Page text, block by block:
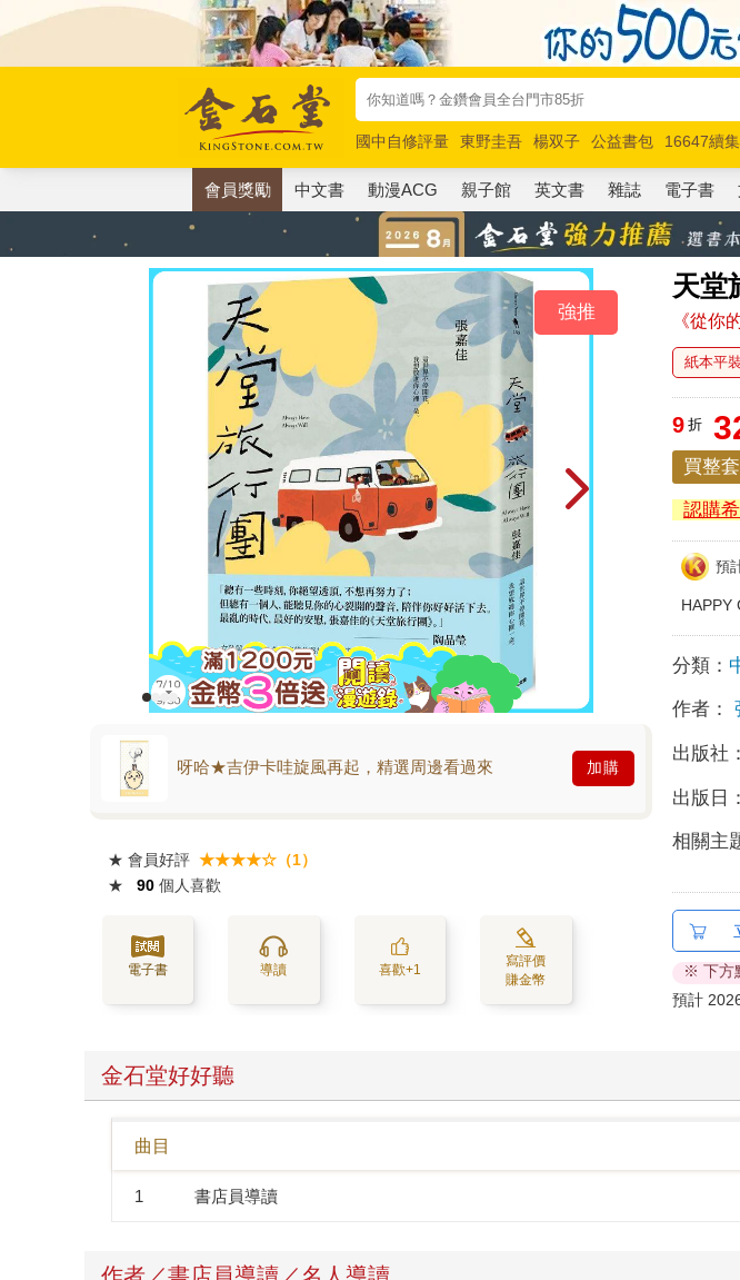
國中自修評量 東野圭吾 楊双子 公益書包 16647續集
唯紅花綻放
奧德賽 路邊攤新作 馬斯克 玩具總動員5
會員獎勵 中文書 動漫ACG 親子館 英文書 雜誌 電子書
天堂
《從你
強推
呀哈★吉伊卡哇旋風再起，精選周邊看過來 加購
★ 會員好評 ★★★★☆（1）
★
90 個人喜歡
電子書 導讀 喜歡+1
寫評價
賺金幣
紙本平
9 折
買整套
認購
預
HAPPY
分類：
作者：
出版社：
出版日：
相關主
※ 下方
預計
金石堂好好聽
曲目
1 書店員導讀